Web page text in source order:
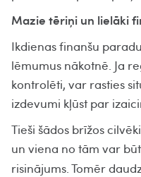
Mazie tēriņi un lielāki
Ikdienas finanšu
lēmumus nākotnē. Ja
kontrolēti, var rasties
izdevumi kļūst par
Tieši šādos brīžos
un viena no tām var būt
risinājums. Tomēr